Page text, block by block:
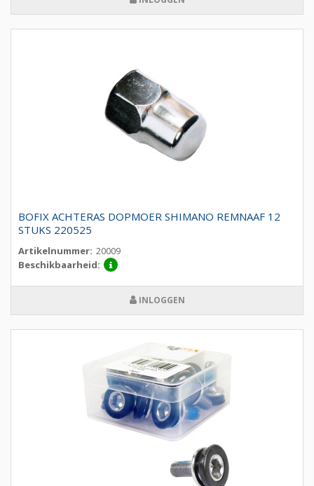
BOFIX ACHTERAS DOPMOER SHIMANO REMNAAF 12
STUKS 220525
Artikelnummer: 20009
Beschikbaarheid:
INLOGGEN